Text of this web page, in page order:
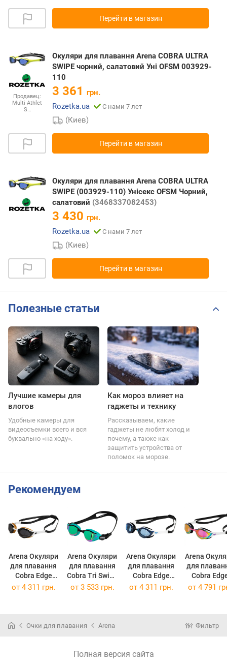
Перейти в магазин
Продавец:
Multi Athlet
S…
Окуляри для плавання Arena COBRA ULTRA
SWIPE чорний, салатовий Уні OFSM 003929-
110
3 361 грн.
Rozetka.ua
С нами 7 лет
(Киев)
Перейти в магазин
Окуляри для плавання Arena COBRA ULTRA
SWIPE (003929-110) Унісекс OFSM Чорний,
салатовий (3468337082453)
3 430 грн.
Rozetka.ua
С нами 7 лет
(Киев)
Перейти в магазин
Полезные статьи
Лучшие камеры для
влогов
Удобные камеры для
видеосъемки всего и вся
буквально «на ходу».
Как мороз влияет на
гаджеты и технику
Рассказываем, какие
гаджеты не любят холод и
почему, а также как
защитить устройства от
поломок на морозе.
Рекомендуем
Arena Окуляри
для плавання
Cobra Edge
Swipe
Arena Окуляри
для плавання
Cobra Tri Swipe
Mr
Arena Окуляри
для плавання
Cobra Edge
Swipe
Arena
для
Cobra
Swipe
(006870-
от 4 311 грн. от 3 533 грн. от 4 311 грн. от 4 791
Очки для плавания Arena Фильтр
Полная версия сайта